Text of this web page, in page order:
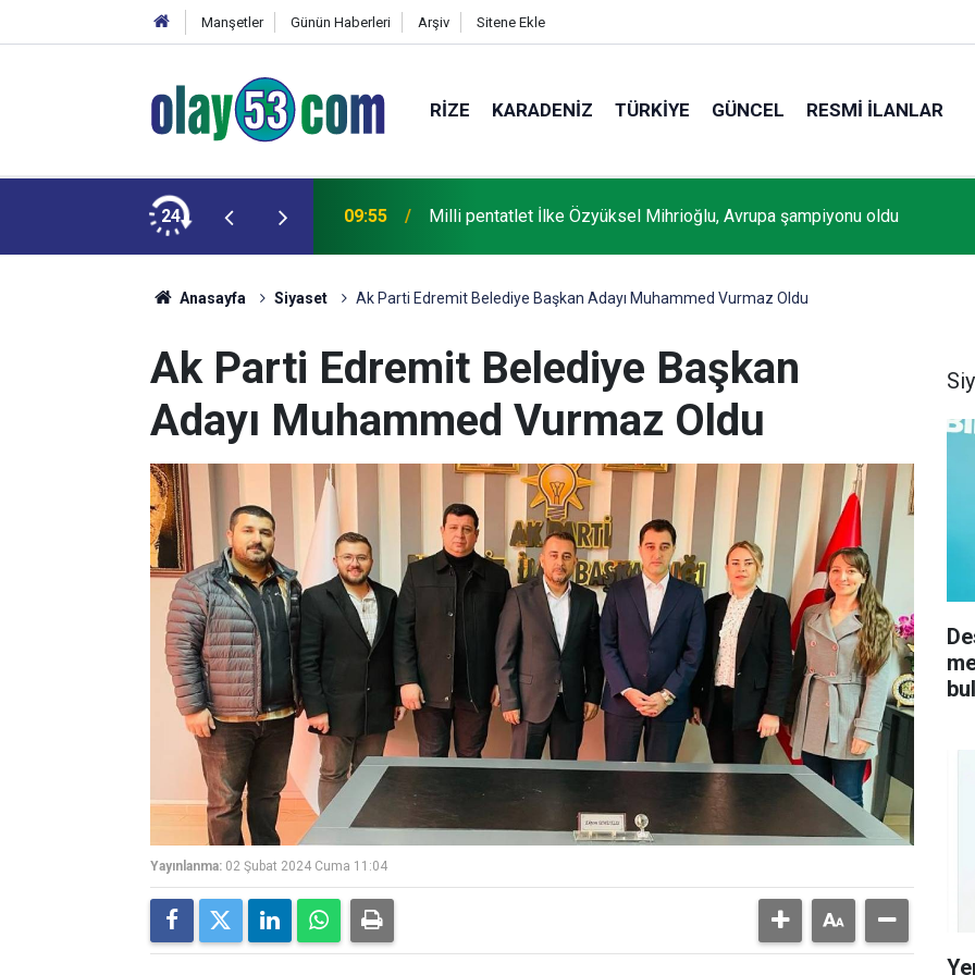
Manşetler Günün Haberleri Arşiv Sitene Ekle
RIZE KARADENIZ TÜRKIYE GÜNCEL RESMI İLANLAR
24
kombine satışını yaptı 09:55 Milli pentatlet İlke Özyüksel Mihrioğlu, Avrupa şampiyonu oldu
Anasayfa Siyaset Ak Parti Edremit Belediye Başkan Adayı Muhammed Vurmaz Oldu
Ak Parti Edremit Belediye Başkan
Adayı Muhammed Vurmaz Oldu
Yayınlanma: 02 Şubat 2024 Cuma 11:04